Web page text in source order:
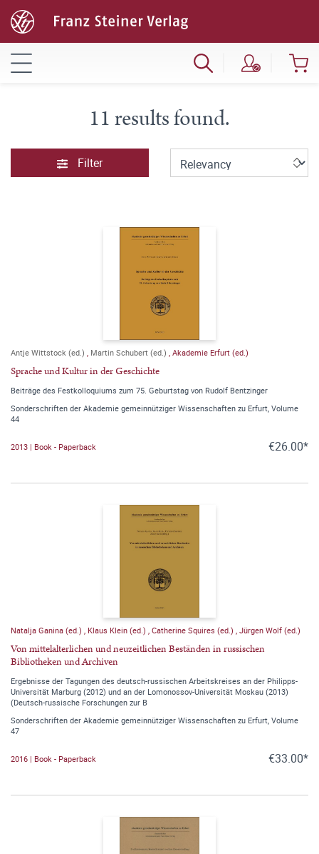
11 results found.
Filter
Antje Wittstock (ed.) , Martin Schubert (ed.) , Akademie Erfurt (ed.)
Sprache und Kultur in der Geschichte
Beiträge des Festkolloquiums zum 75. Geburtstag von Rudolf Bentzinger
Sonderschriften der Akademie gemeinnütziger Wissenschaften zu Erfurt, Volume
44
2013 | Book - Paperback €26.00*
Natalja Ganina (ed.) , Klaus Klein (ed.) , Catherine Squires (ed.) , Jürgen Wolf (ed.)
Von mittelalterlichen und neuzeitlichen Beständen in russischen
Bibliotheken und Archiven
Ergebnisse der Tagungen des deutsch-russischen Arbeitskreises an der Philipps-
Universität Marburg (2012) und an der Lomonossov-Universität Moskau (2013)
(Deutsch-russische Forschungen zur B
Sonderschriften der Akademie gemeinnütziger Wissenschaften zu Erfurt, Volume
47
2016 | Book - Paperback €33.00*